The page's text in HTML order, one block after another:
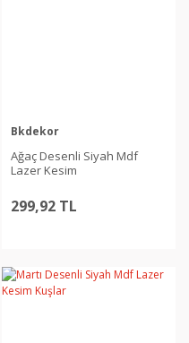
Bkdekor
Ağaç Desenli Siyah Mdf
Lazer Kesim
299,92 TL